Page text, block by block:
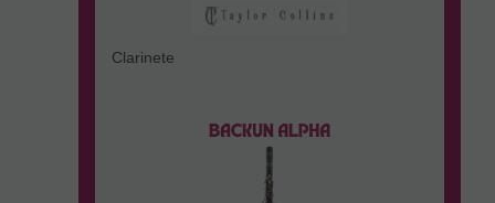
Clarinete